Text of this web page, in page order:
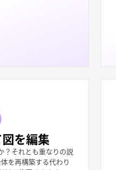
を編集
？それとも重なりの説
を再構築する代わり